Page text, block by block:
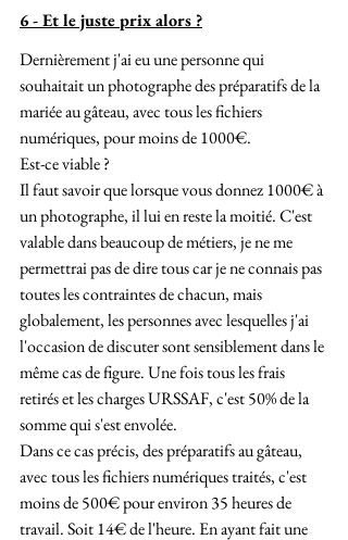
6 - Et le juste prix alors ?
Dernièrement j'ai eu une personne qui
souhaitait un photographe des préparatifs de la
mariée au gâteau, avec tous les fichiers
numériques, pour moins de 1000€.
Est-ce viable ?
Il faut savoir que lorsque vous donnez 1000€ à
un photographe, il lui en reste la moitié. C'est
valable dans beaucoup de métiers, je ne me
permettrai pas de dire tous car je ne connais pas
toutes les contraintes de chacun, mais
globalement, les personnes avec lesquelles j'ai
l'occasion de discuter sont sensiblement dans le
même cas de figure. Une fois tous les frais
retirés et les charges URSSAF, c'est 50% de la
somme qui s'est envolée.
Dans ce cas précis, des préparatifs au gâteau,
avec tous les fichiers numériques traités, c'est
moins de 500€ pour environ 35 heures de
travail. Soit 14€ de l'heure. En ayant fait une